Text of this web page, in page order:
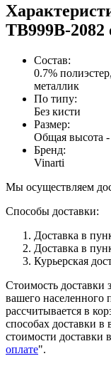
TB999B-
Состав:
0.7%
металлик
По типу:
Без кисти
Размер:
Общая высота
Бренд:
Vinarti
Мы осуществляем
Способы доставки:
Доставка в
Доставка в
Курьерская
Стоимость доставки
вашего населенного
рассчитывается в
способах доставки
стоимости доставки
оплате".